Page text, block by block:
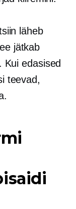
läheb
jätkab
edasised
teevad,